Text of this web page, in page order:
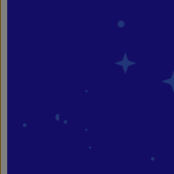
groep 4
groep 5